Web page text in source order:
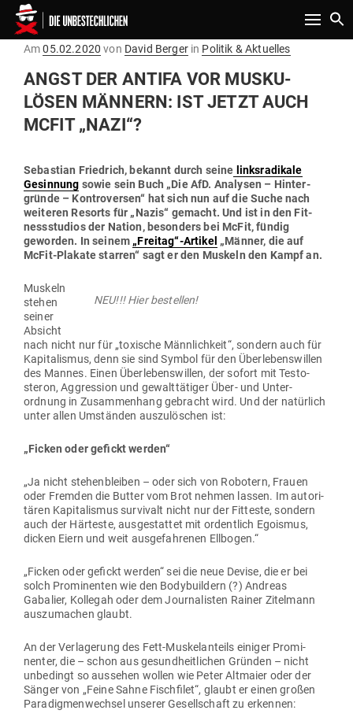
Toggle
AmGepostet
05.02.2020 von David Bergerin Politik & Aktuelles
ANGST DER ANTIFA VOR MUS­KU­
LÖSEN MÄNNERN: IST JETZT AUCH
MCFIT „NAZI“?
Sebastian Friedrich, bekannt durch seine links­ra­dikale
Gesinnung sowie sein Buch „Die AfD. Ana­lysen – Hin­ter­
gründe – Kon­tro­versen“ hat sich nun auf die Suche nach
wei­teren Resorts für „Nazis“ gemacht. Und ist in den Fit­
ness­studios der Nation, besonders bei McFit, fündig
geworden. In seinem „Freitag“-Artikel „Männer, die auf
McFit-Plakate starren“ sagt er den Muskeln den Kampf an.
NEU!!! Hier bestellen!
Muskeln
stehen
seiner
Absicht
nach nicht nur für „toxische Männ­lichkeit“, sondern auch für
Kapi­ta­lismus, denn sie sind Symbol für den Über­le­bens­willen
des Mannes. Einen Über­le­bens­willen, der sofort mit Tes­to­
steron, Aggression und gewalt­tä­tiger Über- und Unter­
ordnung in Zusam­menhang gebracht wird. Und der natürlich
unter allen Umständen aus­zu­lö­schen ist:
„Ficken oder gefickt werden“
„Ja nicht ste­hen­bleiben – oder sich von Robotern, Frauen
oder Fremden die Butter vom Brot nehmen lassen. Im auto­ri­
tären Kapi­ta­lismus sur­vivalt nicht nur der Fit­teste, sondern
auch der Här­teste, aus­ge­stattet mit ordentlich Ego­ismus,
dicken Eiern und weit aus­ge­fah­renen Ellbogen.“
„Ficken oder gefickt werden“ sei die neue Devise, die er bei
solch Pro­mi­nenten wie den Body­buildern (?) Andreas
Gabalier, Kol­legah oder dem Jour­na­listen Rainer Zitelmann
aus­zu­machen glaubt.
An der Ver­la­gerung des Fett-Mus­kel­an­teils einiger Pro­mi­
nenter, die – schon aus gesund­heit­lichen Gründen – nicht
unbe­dingt so aus­sehen wollen wie Peter Alt­maier oder der
Sänger von „Feine Sahne Fisch­filet“, glaubt er einen großen
Para­dig­men­wechsel unserer Gesell­schaft zu erkennen: